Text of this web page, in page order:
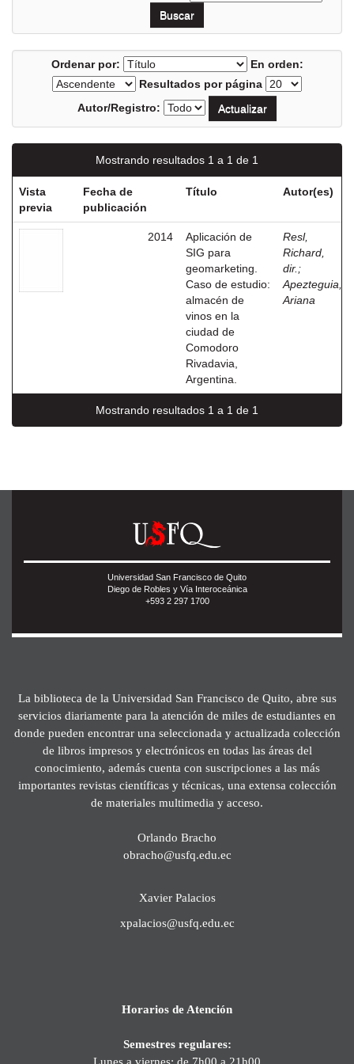
Ordenar por:
En orden:
Resultados por página
Autor/Registro:
Mostrando resultados 1 a 1 de 1
Vista
previa
Fecha de
publicación
Título Autor(es)
2014
Aplicación de
SIG para
geomarketing.
Caso de estudio:
almacén de
vinos en la
ciudad de
Comodoro
Rivadavia,
Argentina.
Resl,
Richard,
dir. ;
Apezteguia,
Ariana
Mostrando resultados 1 a 1 de 1
Universidad San Francisco de Quito
Diego de Robles y Vía Interoceánica
+593 2 297 1700
La biblioteca de la Universidad San Francisco de Quito, abre sus
servicios diariamente para la atención de miles de estudiantes en
donde pueden encontrar una seleccionada y actualizada colección
de libros impresos y electrónicos en todas las áreas del
conocimiento, además cuenta con suscripciones a las más
importantes revistas científicas y técnicas, una extensa colección
de materiales multimedia y acceso.
Orlando Bracho
obracho@usfq.edu.ec
Xavier Palacios
xpalacios@usfq.edu.ec
Horarios de Atención
Semestres regulares:
Lunes a viernes: de 7h00 a 21h00